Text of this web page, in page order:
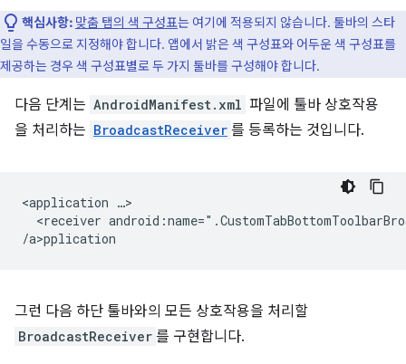
핵심사항: 맞춤 탭의 색 구성표는 여기에 적용되지 않습니다. 툴바의 스타
일을 수동으로 지정해야 합니다. 앱에서 밝은 색 구성표와 어두운 색 구성표를
제공하는 경우 색 구성표별로 두 가지 툴바를 구성해야 합니다.
다음 단계는 AndroidManifest.xml 파일에 툴바 상호작용
을 처리하는 BroadcastReceiver 를 등록하는 것입니다.
<application
<receiver
/a>p
그런 다음 하단 툴바와의 모든 상호작용을 처리할
BroadcastReceiver 를 구현합니다.